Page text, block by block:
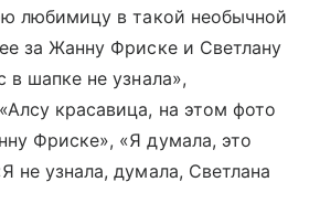
любимицу в такой необычной
за Жанну Фриске и Светлану
в шапке не узнала»,
красавица, на этом фото
Фриске», «Я думала, это
не узнала, думала, Светлана